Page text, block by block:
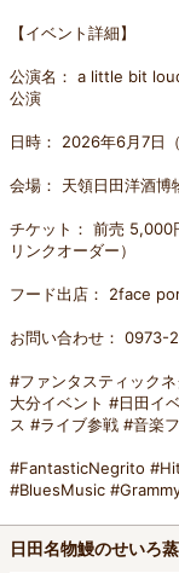
【イベント詳細】
公演名： a little bit
公演
日時： 2026年6月7日
会場： 天領日田洋酒博
チケット： 前売
リンクオーダー）
フード出店： 2face
お問い合わせ： 0973-
#ファンタスティック
大分イベント #日田イ
ス #ライブ参戦 #音楽
#FantasticNegrito
#BluesMusic
日田名物鰻のせいろ